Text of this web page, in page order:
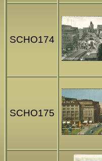
SCHO174
SCHO175